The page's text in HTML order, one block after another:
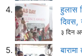
हुलास
दिवस,
३ दिन